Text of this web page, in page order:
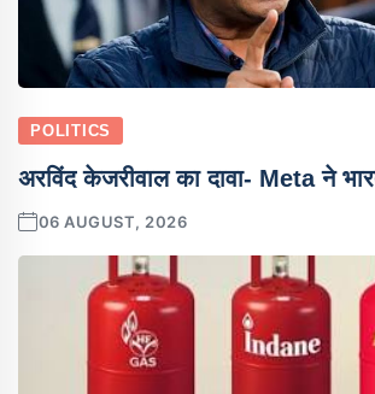
POLITICS
अरविंद केजरीवाल का दावा- Meta ने
06 AUGUST, 2026